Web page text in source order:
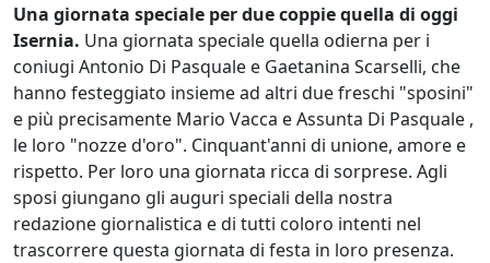
Una giornata speciale per due coppie quella di oggi
Isernia. Una giornata speciale quella odierna per i
coniugi Antonio Di Pasquale e Gaetanina Scarselli, che
hanno festeggiato insieme ad altri due freschi "sposini"
e più precisamente Mario Vacca e Assunta Di Pasquale ,
le loro "nozze d'oro". Cinquant'anni di unione, amore e
rispetto. Per loro una giornata ricca di sorprese. Agli
sposi giungano gli auguri speciali della nostra
redazione giornalistica e di tutti coloro intenti nel
trascorrere questa giornata di festa in loro presenza.